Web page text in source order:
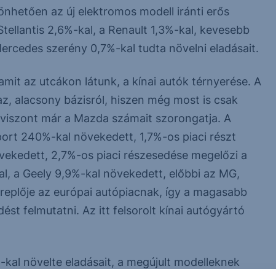
az új elektromos modell iránti erős
2,6%-kal, a Renault 1,3%-kal, kevesebb
szerény 0,7%-kal tudta növelni eladásait.
az utcákon látunk, a kínai autók térnyerése. A
alacsony bázisról, hiszen még most is csak
már a Mazda számait szorongatja. A
240%-kal növekedett, 1,7%-os piaci részt
2,7%-os piaci részesedése megelőzi a
a Geely 9,9%-kal növekedett, előbbi az MG,
az európai autópiacnak, így a magasabb
felmutatni. Az itt felsorolt kínai autógyártó
növelte eladásait, a megújult modelleknek